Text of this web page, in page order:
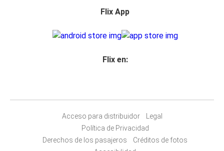
Flix App
Flix en:
Acceso para distribuidor
Legal
Política de Privacidad
Derechos de los pasajeros
Créditos de fotos